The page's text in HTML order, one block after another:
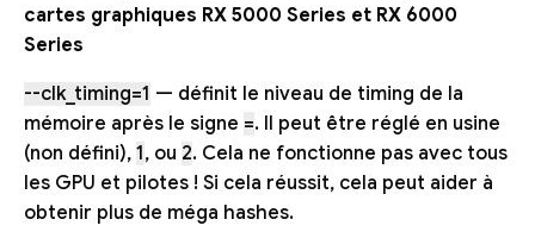
cartes graphiques RX 5000 Series et RX 6000
Series
--clk_timing=1 — définit le niveau de timing de la
mémoire après le signe =. Il peut être réglé en usine
(non défini), 1, ou 2. Cela ne fonctionne pas avec tous
les GPU et pilotes ! Si cela réussit, cela peut aider à
obtenir plus de méga hashes.